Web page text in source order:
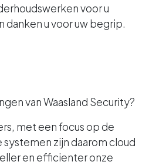
voor u
danken u voor uw begrip.
van Waasland Security?
met een focus op de
systemen zijn daarom cloud
en efficienter onze